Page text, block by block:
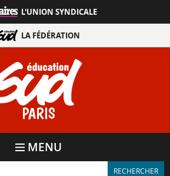
PARIS
L'UNION SYNDICALE
LA FÉDÉRATION
MENU